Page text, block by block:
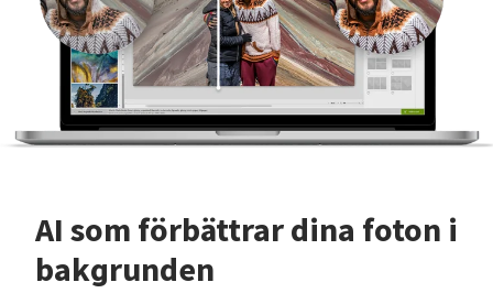
AI som förbättrar dina foton i
bakgrunden